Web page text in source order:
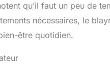
qu’il faut un peu de
nécessaires, le
être quotidien.